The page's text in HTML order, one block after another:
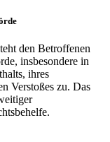
den Betroffenen
insbesondere in
ihres
Verstoßes zu. Das